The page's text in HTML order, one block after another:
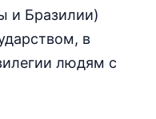
и Бразилии)
в
людям с